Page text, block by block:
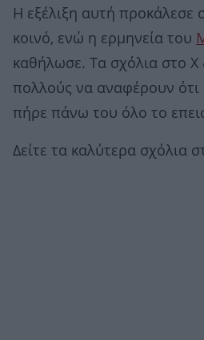
Η εξέλιξη αυτή προκάλεσε
κοινό, ενώ η ερμηνεία του
καθήλωσε. Τα σχόλια στο X
πολλούς να αναφέρουν
πήρε πάνω του όλο το
Δείτε τα καλύτερα σχόλια